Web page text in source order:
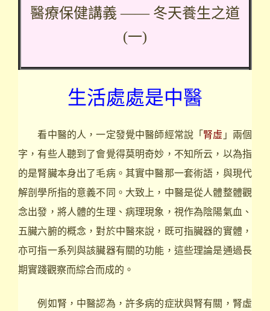
醫療保健講義 —— 冬天養生之道
(一)
生活處處是中醫
看中醫的人，一定發覺中醫師經常說「腎虛 」兩個
字，有些人聽到了會覺得莫明奇妙，不知所云，以為指
的是腎臟本身出了毛病。其實中醫那一套術語，與現代
解剖學所指的意義不同。大致上，中醫是從人體整體觀
念出發，將人體的生理、病理現象，視作為陰陽氣血、
五臟六腑的概念，對於中醫來說，既可指臟器的實體，
亦可指一系列與該臟器有關的功能，這些理論是通過長
期實踐觀察而綜合而成的。
例如腎，中醫認為，許多病的症狀與腎有關，腎虛